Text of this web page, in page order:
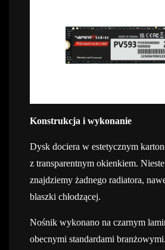
Konstrukcja i wykonanie
Dysk dociera w estetycznym
z transparentnym okienkiem.
znajdziemy żadnego radiatora,
blaszki chłodzącej.
Nośnik wykonano na czarnym
obecnymi standardami